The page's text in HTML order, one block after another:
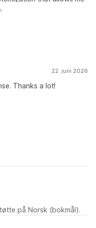
22. juni 2026
Thanks a lot!
på Norsk (bokmål).